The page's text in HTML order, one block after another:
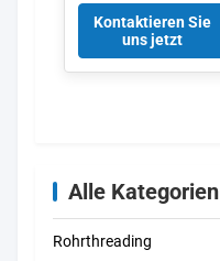
Schweißmaschine
380 V Lieferant
Kontaktieren Sie
uns jetzt
Alle Kategorien
Rohrthreading